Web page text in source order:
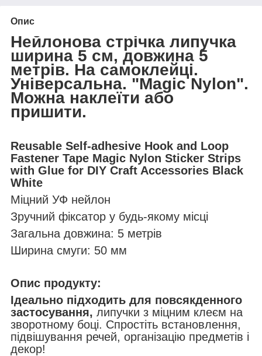
Опис
Нейлонова стрічка липучка
ширина 5 см, довжина 5
метрів. На самоклейці.
Універсальна. "Magic Nylon".
Можна наклеїти або
пришити.
Reusable Self-adhesive Hook and Loop
Fastener Tape Magic Nylon Sticker Strips
with Glue for DIY Craft Accessories Black
White
Міцний УФ нейлон
Зручний фіксатор у будь-якому місці
Загальна довжина: 5 метрів
Ширина смуги: 50 мм
Опис продукту:
Ідеально підходить для повсякденного
застосування, липучки з міцним клеєм на
зворотному боці. Спростіть встановлення,
підвішування речей, організацію предметів і
декор!